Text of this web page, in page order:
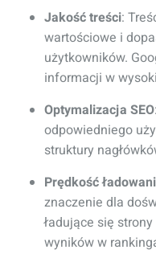
Jakość treści:
wartościowe i
użytkowników.
informacji w
Optymalizacja SEO
odpowiedniego
struktury
Prędkość
znaczenie dla
ładujące się
wyników w